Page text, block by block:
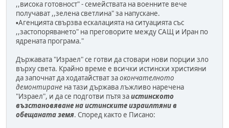
,,висока готовност" - семействата на военните вече
получават ,,зелена светлина" за напускане.
▪️Агенцията свързва ескалацията на ситуацията със
,,застопоряването" на преговорите между САЩ и Иран по
ядрената програма."
Държавата "Израел" се готви да стовари нови порции зло
върху света. Крайно време е всички истински християни
да започнат да ходатайстват заокончателното
демонтиране на тази държава лъжливо наречена
"Израел", и да се подготви пътя заистинското
възстановяване на истинските израилтяни в
обещаната земя. Според както е Писано: